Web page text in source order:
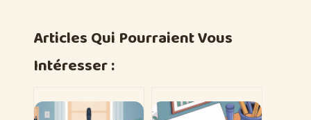
Articles Qui Pourraient Vous
Intéresser :